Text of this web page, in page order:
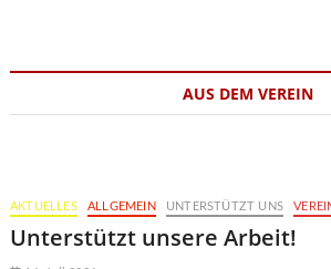
AUS DEM VEREIN
AKTUELLES ALLGEMEIN UNTERSTÜTZT UNS
Unterstützt unsere Arbeit!